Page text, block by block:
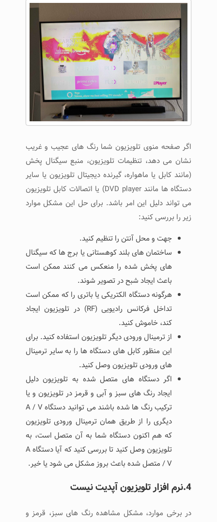
اگر صفحه منوی تلویزیون شما رنگ های عجیب و غریب
نشان می دهد، تنظیمات تلویزیون، منبع سیگنال پخش
(مانند کابل یا ماهواره، گیرنده دیجیتال تلویزیون یا سایر
دستگاه ها مانند DVD player) یا اتصالات کابل تلویزیون
می تواند دلیل این امر باشد. برای حل این مشکل موارد
زیر را بررسی کنید:
جهت و محل آنتن را تنظیم کنید.
ساختمان های بلند کوهستانی یا برج ها که سیگنال
های پخش شده را منعکس می کنند ممکن است
باعث ایجاد شبح در تصویر شوند.
هرگونه دستگاه الکتریکی یا باتری را که ممکن است
تداخل فرکانس رادیویی (RF) در تلویزیون ایجاد
کند، خاموش کنید.
از ترمینال ورودی دیگر تلویزیون استفاده کنید. برای
این منظور کابل های دستگاه ها را به سایر ترمینال
های ورودی تلویزیون وصل کنید.
اگر دستگاه های متصل شده به تلویزیون دلیل
ایجاد رنگ های سبز و آبی و قرمز در تلویزیون و یا
ترکیب رنگ ها شده باشند می توانید دستگاه A / V
دیگری را از طریق همان ترمینال ورودی تلویزیون
که هم اکنون دستگاه شما به آن متصل است، به
تلویزیون وصل کنید تا بررسی کنید که آیا دستگاه A
/ V متصل شده باعث بروز مشکل می شود یا خیر.
4.نرم افزار تلویزیون آپدیت نیست
در برخی موارد، مشکل مشاهده رنگ های سبز، قرمز و